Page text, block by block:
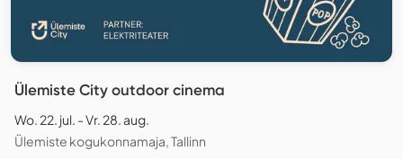
Ülemiste City outdoor cinema
Wo. 22. jul. - Vr. 28. aug.
Ülemiste kogukonnamaja, Tallinn